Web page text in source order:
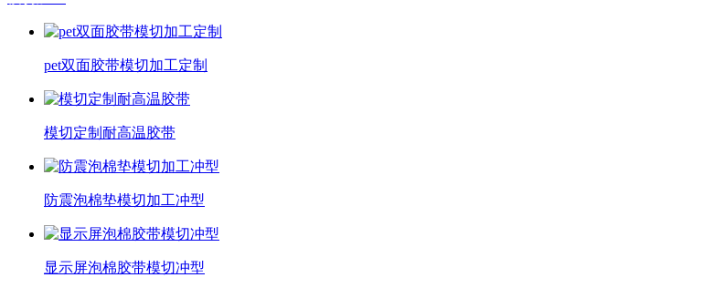
pet双面胶带模切加工定制
模切定制耐高温胶带
防震泡棉垫模切加工冲型
显示屏泡棉胶带模切冲型